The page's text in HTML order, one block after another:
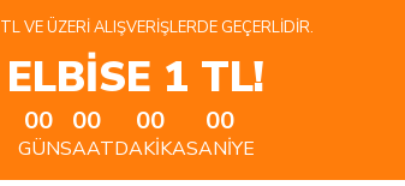
VE ÜZERI ALIŞVERIŞLERDE GEÇERLIDIR.
ELBİSE 1 TL!
00
GÜN
00
SAAT
00
DAKIKA
00
SANIYE